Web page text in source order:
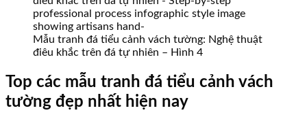
Mẫu tranh đá tiểu cảnh vách tường: Nghệ thuật
điêu khắc trên đá tự nhiên – Hình 4
Top các mẫu tranh đá tiểu cảnh vách
tường đẹp nhất hiện nay